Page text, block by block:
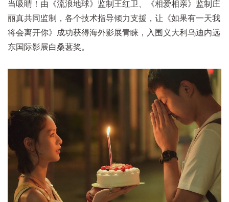
当吸睛！由《流浪地球》监制王红卫、《相爱相亲》监制庄
丽真共同监制，各个技术指导倾力支援，让《如果有一天我
将会离开你》成功获得海外影展青睐，入围义大利乌迪内远
东国际影展白桑葚奖。